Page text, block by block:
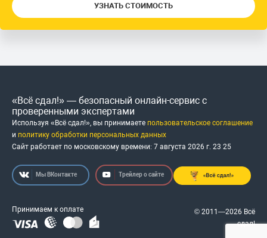
УЗНАТЬ СТОИМОСТЬ
«Всё сдал!» — безопасный онлайн-сервис с
проверенными экспертами
Используя «Всё сдал!», вы принимаете пользовательское соглашение
и политику обработки персональных данных
Сайт работает по московскому времени: 7 августа 2026 г. 23 25
Мы ВКонтакте Трейлер о сайте
Принимаем к оплате
© 2011—2026 Всё
сдал!